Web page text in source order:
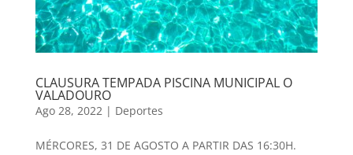
CLAUSURA TEMPADA PISCINA MUNICIPAL O
VALADOURO
Ago 28, 2022| Deportes
MÉRCORES, 31 DE AGOSTO A PARTIR DAS 16:30H.